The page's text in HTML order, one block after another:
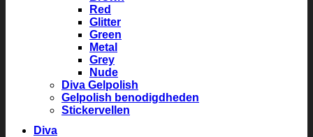
Red
Glitter
Green
Metal
Grey
Nude
Diva Gelpolish
Gelpolish benodigdheden
Stickervellen
Diva